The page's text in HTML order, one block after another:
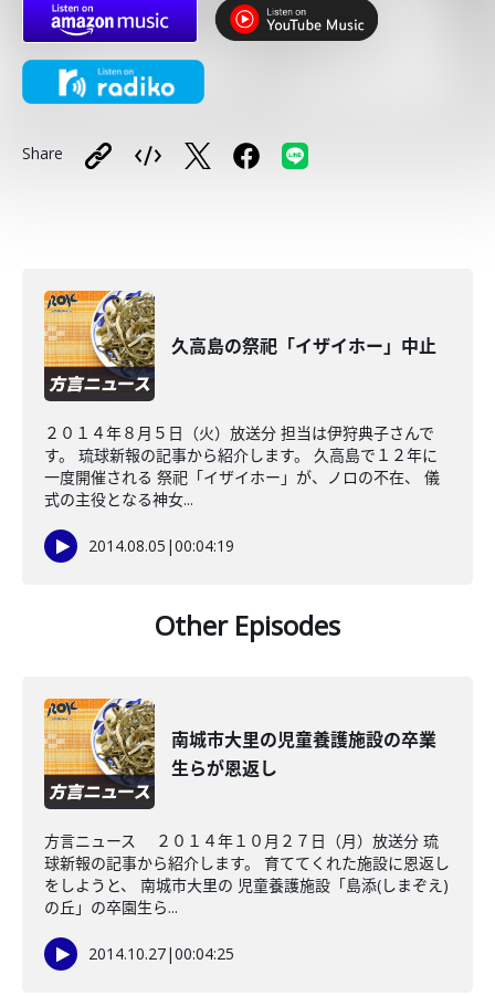
Share
久高島の祭祀「イザイホー」中止
２０１４年８月５日（火）放送分 担当は伊狩典子さんで
す。 琉球新報の記事から紹介します。 久高島で１２年に
一度開催される 祭祀「イザイホー」が、ノロの不在、 儀
式の主役となる神女...
2014.08.05 |00:04:19
Other Episodes
南城市大里の児童養護施設の卒業
生らが恩返し
方言ニュース ２０１４年１０月２７日（月）放送分 琉
球新報の記事から紹介します。 育ててくれた施設に恩返し
をしようと、 南城市大里の 児童養護施設「島添(しまぞえ)
の丘」の卒園生ら...
2014.10.27|00:04:25